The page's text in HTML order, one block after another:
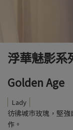
浮華魅影系
Golden Age
Lady
彷彿城市玫瑰，堅
作。